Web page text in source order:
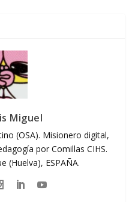
Miguel
(OSA). Misionero digital,
por Comillas CIHS.
(Huelva), ESPAÑA.